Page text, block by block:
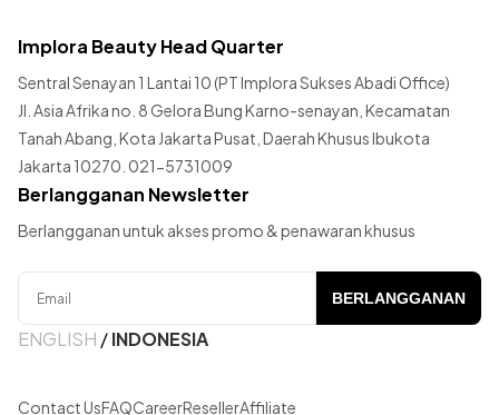
Implora Beauty Head Quarter
Sentral Senayan 1 Lantai 10 (PT Implora Sukses Abadi Office)
Jl. Asia Afrika no. 8 Gelora Bung Karno-senayan, Kecamatan
Tanah Abang, Kota Jakarta Pusat, Daerah Khusus Ibukota
Jakarta 10270. 021-5731009
Berlangganan Newsletter
Berlangganan untuk akses promo & penawaran khusus
BERLANGGANAN
ENGLISH /INDONESIA
Contact UsFAQCareerResellerAffiliate